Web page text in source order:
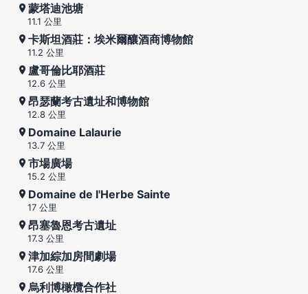
蒙塔迪池塘
11.1 公里
卡斯坦酒莊：埃米爾釀酒商博物館
11.2 公里
盧哥倫比耶酒莊
12.6 公里
昂瑟蘭考古遺址和博物館
12.8 公里
Domaine Lalaurie
13.7 公里
市場廣場
15.2 公里
Domaine de l'Herbe Sainte
17 公里
昂塞魯恩考古遺址
17.3 公里
津加綜加房間劇場
17.6 公里
烏利博橄欖合作社